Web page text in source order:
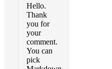
Hello.
Thank
you for
your
comment.
You can
pick